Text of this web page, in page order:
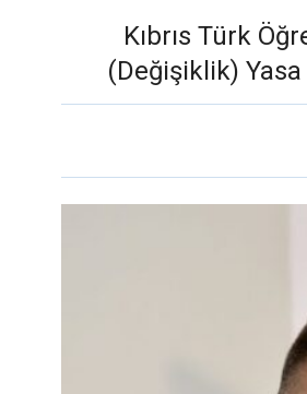
Kıbrıs Türk
(Değişiklik) Yasa